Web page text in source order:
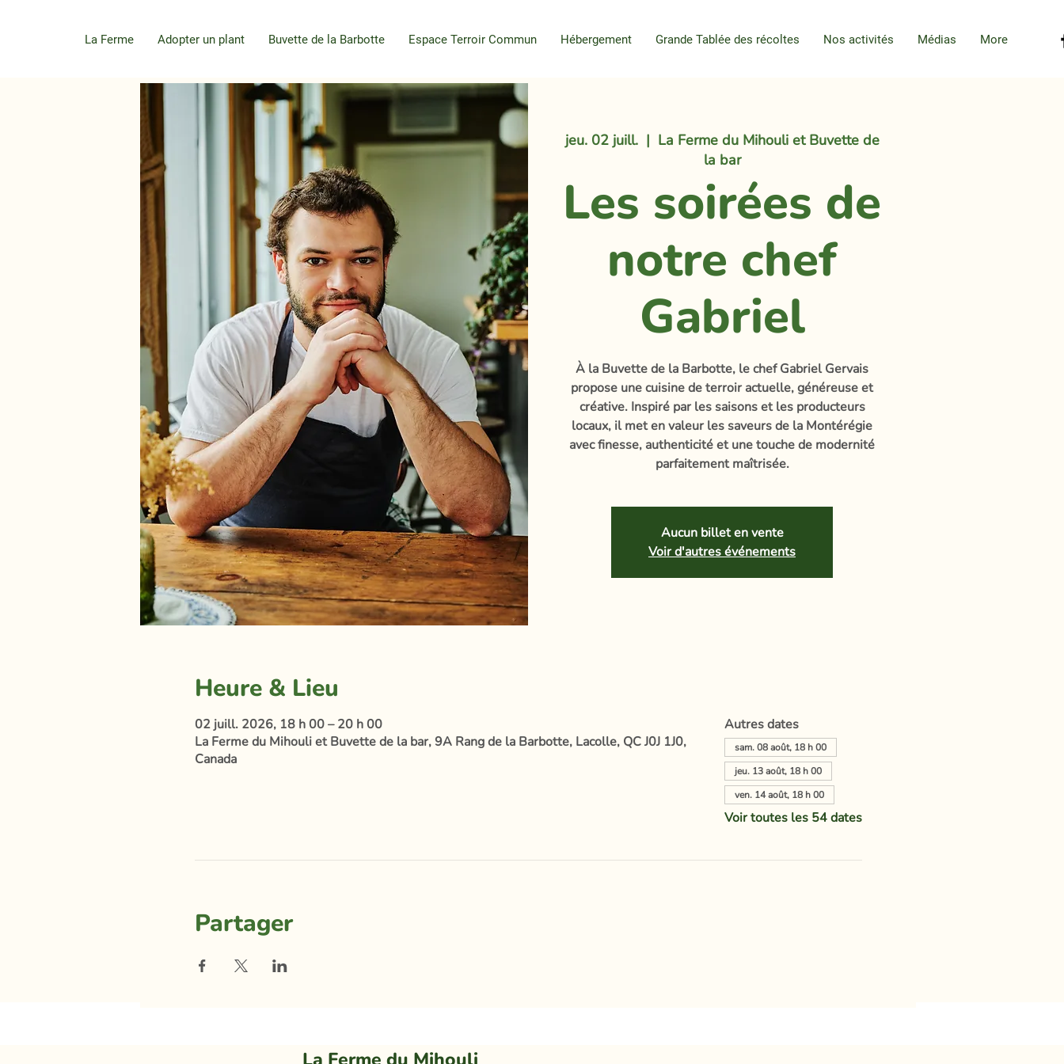
La Ferme Adopter un plant Buvette de la Barbotte Espace Terroir Commun Hébergement Grande Tablée des récoltes Nos activités Médias More
jeu. 02 juill.
  |
La Ferme du Mihouli et Buvette de
la bar
Les soirées de
notre chef
Gabriel
À la Buvette de la Barbotte, le chef Gabriel Gervais
propose une cuisine de terroir actuelle, généreuse et
créative. Inspiré par les saisons et les producteurs
locaux, il met en valeur les saveurs de la Montérégie
avec finesse, authenticité et une touche de modernité
parfaitement maîtrisée.
Aucun billet en vente
Voir d'autres événements
Heure & Lieu
02 juill. 2026, 18 h 00 – 20 h 00
La Ferme du Mihouli et Buvette de la bar, 9A Rang de la Barbotte, Lacolle, QC J0J 1J0,
Canada
Autres dates
sam. 08 août, 18 h 00
jeu. 13 août, 18 h 00
ven. 14 août, 18 h 00
Voir toutes les 54 dates
Partager